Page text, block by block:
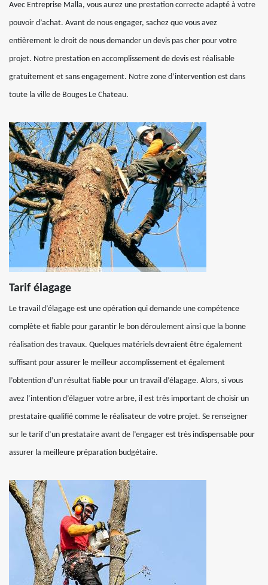
Avec Entreprise Malla, vous aurez une prestation correcte adapté à votre
pouvoir d’achat. Avant de nous engager, sachez que vous avez
entièrement le droit de nous demander un devis pas cher pour votre
projet. Notre prestation en accomplissement de devis est réalisable
gratuitement et sans engagement. Notre zone d’intervention est dans
toute la ville de Bouges Le Chateau.
Tarif élagage
Le travail d’élagage est une opération qui demande une compétence
complète et fiable pour garantir le bon déroulement ainsi que la bonne
réalisation des travaux. Quelques matériels devraient être également
suffisant pour assurer le meilleur accomplissement et également
l’obtention d’un résultat fiable pour un travail d’élagage. Alors, si vous
avez l’intention d’élaguer votre arbre, il est très important de choisir un
prestataire qualifié comme le réalisateur de votre projet. Se renseigner
sur le tarif d’un prestataire avant de l’engager est très indispensable pour
assurer la meilleure préparation budgétaire.